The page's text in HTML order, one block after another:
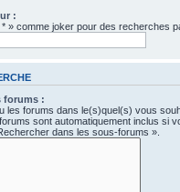
:
» comme joker pour des recherches
forums :
les forums dans le(s)quel(s) vous
sont automatiquement inclus si
dans les sous-forums ».